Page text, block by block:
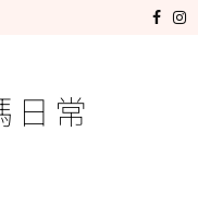
日常